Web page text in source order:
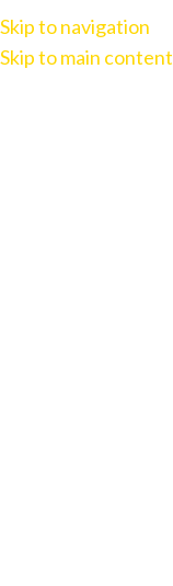
Skip to navigation
Skip to main content